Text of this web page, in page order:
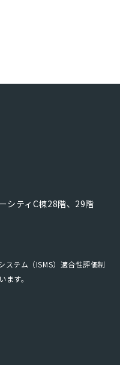
シティC棟28階、29階
ステム（ISMS）適合性評価制
す。